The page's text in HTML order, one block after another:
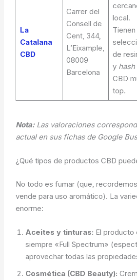
La
Catalana
CBD
Carrer del
Consell de
Cent, 344,
L’Eixample,
08009
Barcelona
local.
Tienen
de
y hash
CBD
top.
Nota:Las valoraciones
actual en sus fichas de Google
¿Qué tipos de productos CBD
No todo es fumar (que,
vende para uso aromático). La
enorme:
Aceites y tinturas: El producto
siempre «Full Spectrum»
aprovechar todas las
Cosmética (CBD Beauty):